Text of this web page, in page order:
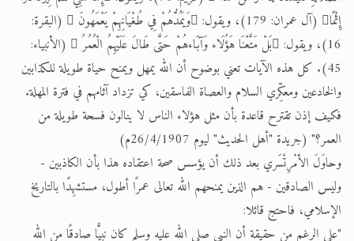
إِثْمًا (آل عمران: 179)، ويقول: وَيَمُدُّهُمْ فِي طُغْيَانِهِمْ يَعْمَهُونَ  (البقرة:
16)، ويقول: بَلْ مَتَّعْنَا هَؤُلَاء وَآبَاءهُمْ حَتَّى طَالَ عَلَيْهِمُ الْعُمُرُ  (الأنبياء:
45). كل هذه الآيات تعني بوضوح أن الله يمهل ويمنح حياة طويلة للكذابين
والخادعين ومعكِّري السلام والعصاة الفاسقين، كي تزداد آثامهم في فترة المهلة.
فكيف إذن تقترح قاعدة بأن مثل هؤلاء الناس لا ينالون فسحة طويلة من
العمر؟" (جريدة "أهل الحديث" ليوم 26/4/1907م)
وحاوَلَ الأمْرِتْسَري بعد ذلك أن يؤسس صحة اعتقاده هذا بأن الكاذبين -
وليس الصادقين - هم الذين يمنحهم الله تعالى عمرًا أطول، مستشهِدًا بالتاريخ
الإسلامي، فاحتج قائلا:
"على الرغم من حقيقة أن النبي صلى الله عليه وسلم كان نبيًّا صادقًا من الله